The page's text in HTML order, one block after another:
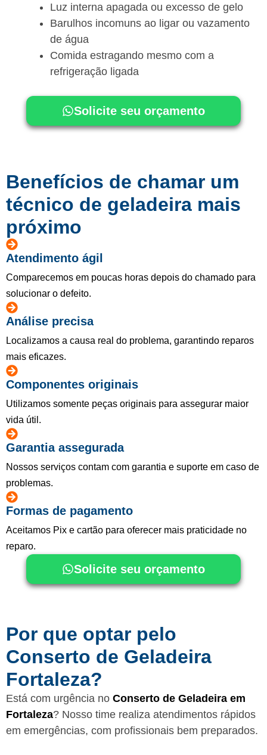
Luz interna apagada ou excesso de gelo
Barulhos incomuns ao ligar ou vazamento
de água
Comida estragando mesmo com a
refrigeração ligada
Solicite seu orçamento
Benefícios de chamar um
técnico de geladeira mais
próximo
Atendimento ágil
Comparecemos em poucas horas depois do chamado para
solucionar o defeito.
Análise precisa
Localizamos a causa real do problema, garantindo reparos
mais eficazes.
Componentes originais
Utilizamos somente peças originais para assegurar maior
vida útil.
Garantia assegurada
Nossos serviços contam com garantia e suporte em caso de
problemas.
Formas de pagamento
Aceitamos Pix e cartão para oferecer mais praticidade no
reparo.
Solicite seu orçamento
Por que optar pelo
Conserto de Geladeira
Fortaleza?
Está com urgência no Conserto de Geladeira em
Fortaleza? Nosso time realiza atendimentos rápidos
em emergências, com profissionais bem preparados.